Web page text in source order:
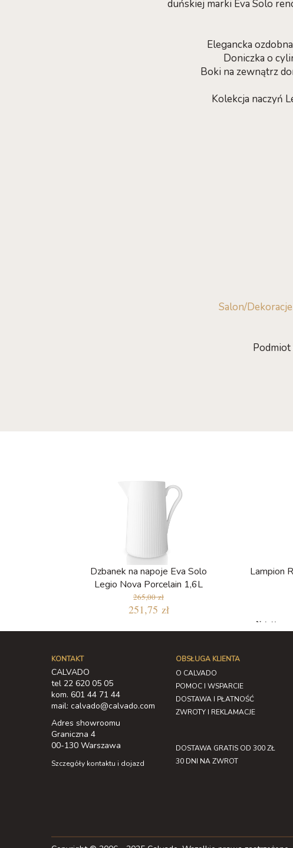
duńskiej marki Eva Solo
Elegancka
Doniczka o
Boki na zewnątrz
Kolekcja naczyń
Salon/Dekoracje
Dzbanek na napoje Eva Solo
Legio Nova Porcelain 1,6L
265,00 zł
251,75 zł
Lampion
Najniższa
KONTAKT
CALVADO
tel 22 620 05 05
kom. 601 44 71 44
mail: calvado@calvado.com
Adres showroomu
Graniczna 4
00-130 Warszawa
Szczegóły kontaktu i dojazd
OBSŁUGA KLIENTA
O CALVADO
POMOC I WSPARCIE
DOSTAWA I PŁATNOŚĆ
ZWROTY I REKLAMACJE
DOSTAWA GRATIS OD 300 ZŁ
30 DNI NA ZWROT